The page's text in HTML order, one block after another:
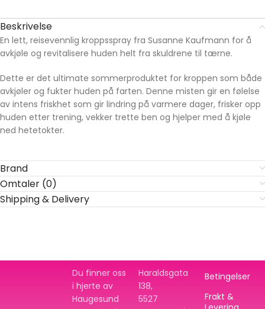
Beskrivelse
En lett, reisevennlig kroppsspray fra Susanne Kaufmann for å
avkjøle og revitalisere huden helt fra skuldrene til tærne.
Dette er det ultimate sommerproduktet for kroppen som både
avkjøler og fukter huden på farten. Denne misten gir en følelse
av intens friskhet som gir lindring på varmere dager, frisker opp
huden etter trening, vekker trette ben og hjelper med å kjøle
ned hetetokter.
Brand
Omtaler (0)
Shipping & Delivery
Du finner oss
i hjerte av
Haugesund
Haraldsgata
138,
5527
Betingelser
Frakt &